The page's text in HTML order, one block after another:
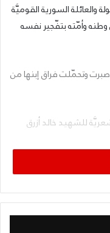
والعائلة السورية القوميَّة
وأمّته بتفّجير نفسه
وتحمّلت فراق إبنها من
للشهيد خالد أزرق